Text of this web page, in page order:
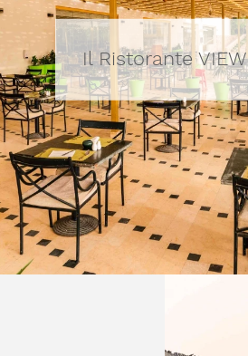
Il Ristorante VIEW